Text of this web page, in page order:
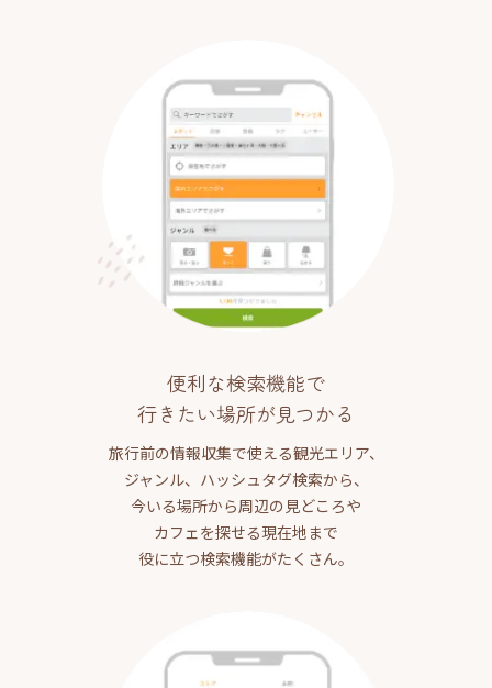
便利な検索機能で
行きたい場所が見つかる
旅行前の情報収集で使える観光エリア、
ジャンル、ハッシュタグ検索から、
今いる場所から周辺の見どころや
カフェを探せる現在地まで
役に立つ検索機能がたくさん。